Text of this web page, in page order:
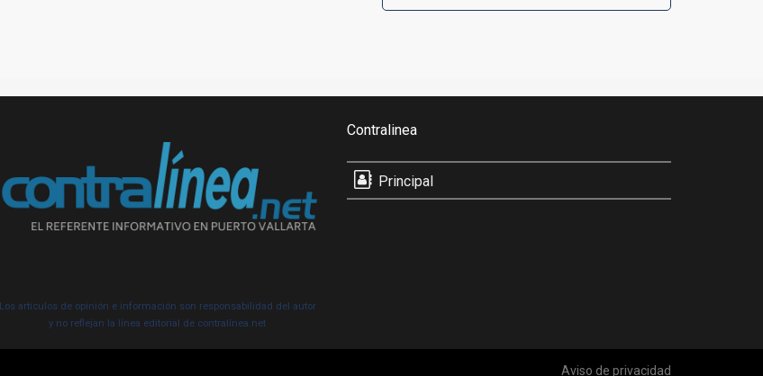
Los artículos de opinión e información son responsabilidad del autor
y no reflejan la línea editorial de contralínea.net
Contralinea
Principal
Aviso de privacidad